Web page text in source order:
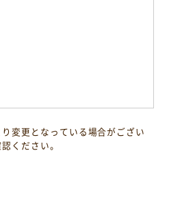
変更となっている場合がござい
ください。